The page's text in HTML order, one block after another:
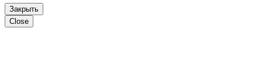
Закрыть
Close